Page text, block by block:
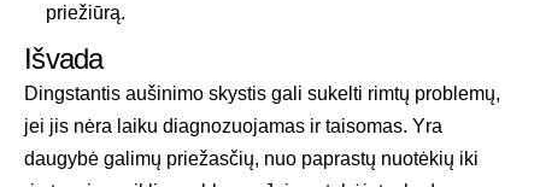
priežiūrą.
Išvada
Dingstantis aušinimo skystis gali sukelti rimtų problemų,
jei jis nėra laiku diagnozuojamas ir taisomas. Yra
daugybė galimų priežasčių, nuo paprastų nuotėkių iki